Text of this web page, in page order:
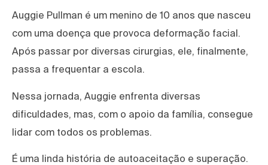
Auggie Pullman é um menino de 10 anos que nasceu
com uma doença que provoca deformação facial.
Após passar por diversas cirurgias, ele, finalmente,
passa a frequentar a escola.
Nessa jornada, Auggie enfrenta diversas
dificuldades, mas, com o apoio da família, consegue
lidar com todos os problemas.
É uma linda história de autoaceitação e superação.